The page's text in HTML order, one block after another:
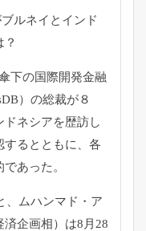
ルネイとインド
下の国際開発金融
）の総裁が８
ドネシアを歴訪し
するとともに、各
あった。
、ムハンマド・ア
済企画相）は8月28